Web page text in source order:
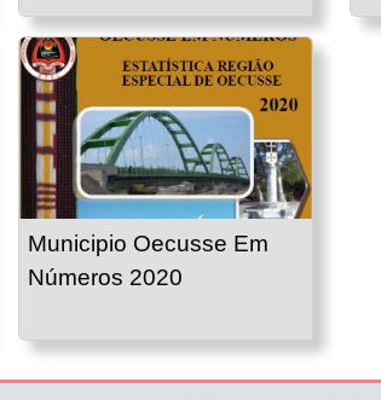
Municipio Oecusse Em
Números 2020